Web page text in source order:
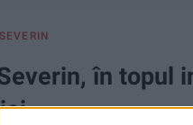
în topul